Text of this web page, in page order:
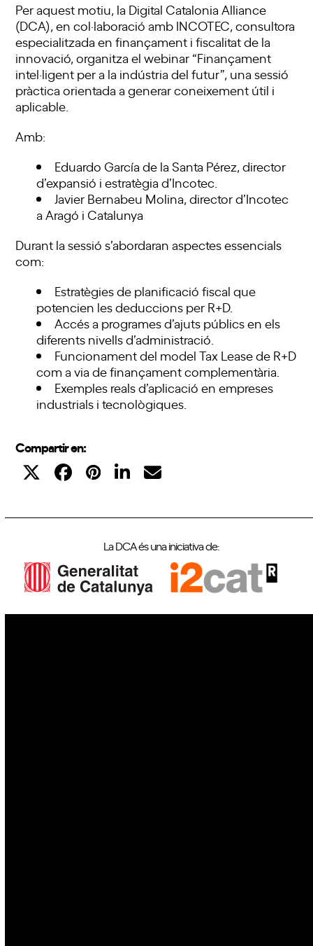
Per aquest motiu, la Digital Catalonia Alliance
(DCA), en col·laboració amb INCOTEC, consultora
especialitzada en finançament i fiscalitat de la
innovació, organitza el webinar “Finançament
intel·ligent per a la indústria del futur”, una sessió
pràctica orientada a generar coneixement útil i
aplicable.
Amb:
Eduardo García de la Santa Pérez, director
d’expansió i estratègia d’Incotec.
Javier Bernabeu Molina, director d’Incotec
a Aragó i Catalunya
Durant la sessió s’abordaran aspectes essencials
com:
Estratègies de planificació fiscal que
potencien les deduccions per R+D.
Accés a programes d’ajuts públics en els
diferents nivells d’administració.
Funcionament del model Tax Lease de R+D
com a via de finançament complementària.
Exemples reals d’aplicació en empreses
industrials i tecnològiques.
Compartir en:
La DCA és una iniciativa de: